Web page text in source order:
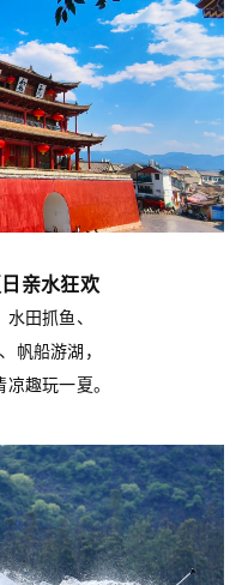
亲水狂欢
田抓鱼、
帆船游湖，
趣玩一夏。